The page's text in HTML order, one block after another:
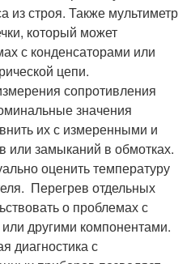
из строя. Также мультиметр
который может
с конденсаторами или
цепи.
сопротивления
значения
их с измеренными и
или замыканий в обмотках.
оценить температуру
Перегрев отдельных
о проблемах с
другими компонентами.
диагностика с